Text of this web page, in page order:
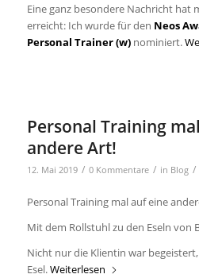
Eine ganz besondere Nachricht hat
erreicht: Ich wurde für den Neos
Personal Trainer (w)nominiert.
Personal Training
andere Art!
12. Mai 2019 / 0 Kommentare / in Blog /
Personal Training mal auf eine
Mit dem Rollstuhl zu den Eseln von
Nicht nur die Klientin war
Esel.Weiterlesen